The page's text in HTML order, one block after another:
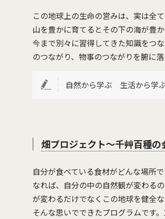
この地球上の生命の営みは、実は全て
山を豊かに育てるとその下の海が豊
今まで別々に習得してきた知識をつ
のつながり、物事のつながりを腑に落
自然から学ぶ 生活から
畑プロジェクト〜千艸百種の
自分が食べている食材がどんな場所
なれば、自分の中の自然観が変わる
が変わるだけでなくこの地球を健全
そんな思いでできたプログラムです